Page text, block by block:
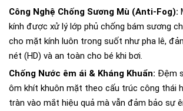
Công Nghệ Chống Sương Mù (Anti-Fog):
kính được xử lý lớp phủ chống bám sương
cho mặt kính luôn trong suốt như pha lê,
nét (HD) và an toàn cho bé khi bơi.
Chống Nước êm ái & Kháng Khuẩn: Đệm
ôm khít khuôn mặt theo cấu trúc công thái
tràn vào mắt hiệu quả mà vẫn đảm bảo sự